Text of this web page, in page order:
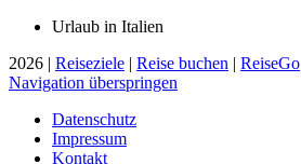
Urlaub in Italien
2026 | Reiseziele | Reise buchen | ReiseGo
Navigation überspringen
Datenschutz
Impressum
Kontakt